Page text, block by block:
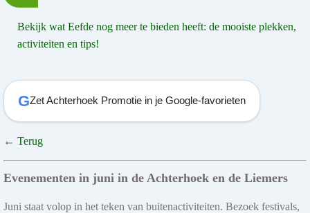
Bekijk wat Eefde nog meer te bieden heeft: de mooiste plekken,
activiteiten en tips!
GZet Achterhoek Promotie in je Google-favorieten
← Terug
Evenementen in juni in de Achterhoek en de Liemers
Juni staat volop in het teken van buitenactiviteiten. Bezoek festivals,